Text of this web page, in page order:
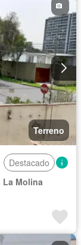
Terreno
Destacado
La Molina